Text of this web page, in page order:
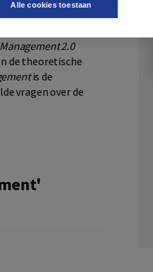
zien in de
door de jaren
2.0
de theoretische
is de
vragen over de
Alle cookies toestaan